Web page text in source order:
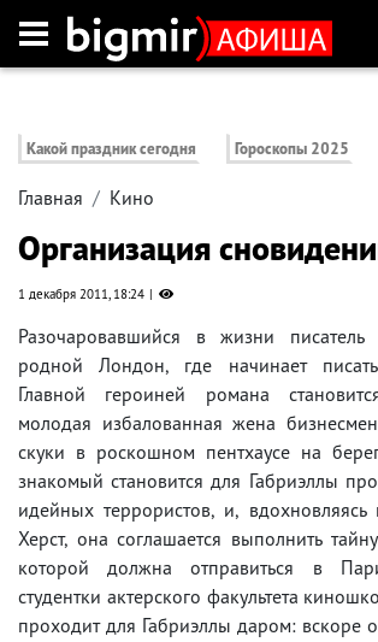
Какой праздник сегодня Гороскопы 2025
Главная Кино
Организация
1 декабря 2011, 18:24
Разочаровавшийся в жизни писатель
родной Лондон, где начинает
Главной героиней романа
молодая избалованная жена
скуки в роскошном пентхаусе на
знакомый становится для Габриэллы
идейных террористов, и,
Херст, она соглашается выполнить
которой должна отправиться в
студентки актерского факультета
проходит для Габриэллы даром: вскоре